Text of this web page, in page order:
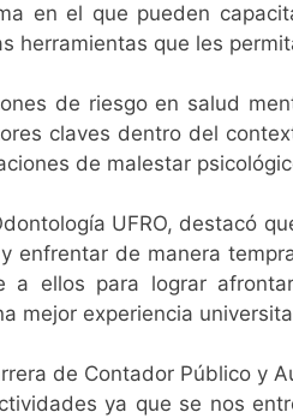
en el que pueden
herramientas que les
de riesgo en salud
claves dentro del
de malestar
UFRO, destacó
enfrentar de manera
a ellos para lograr
mejor experiencia
de Contador Público y
ya que se nos